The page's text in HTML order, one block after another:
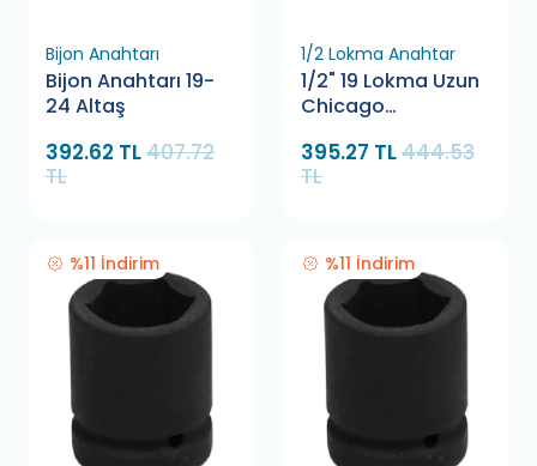
Bijon Anahtarı
Bijon Anahtarı 19-
24 Altaş
392.62 TL407.72
TL
1/2 Lokma Anahtar
1/2" 19 Lokma Uzun
Chicago
395.27 TL444.53
TL
%11 İndirim %11 İndirim